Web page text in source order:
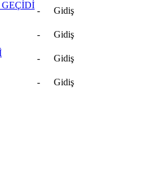
- Gidiş
- Gidiş
- Gidiş
-
Gidiş